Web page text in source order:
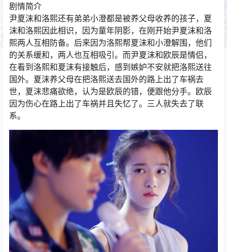
剧情简介
尹夏沫和洛熙还有弟弟小澄都是被养父母收养的孩子，夏
沫和洛熙因此相识，因为童年阴影，在刚开始尹夏沫和洛
熙两人互相防备。后来因为洛熙帮夏沫和小澄解围，他们
的关系缓和，两人也互相吸引。而尹夏沫和欧辰是情侣，
在看到洛熙和夏沫有接触后，感到嫉妒不安就把洛熙送往
国外。夏沫养父母在把洛熙送去国外的路上出了车祸去
世，夏沫悲痛欲绝，认为是欧辰的错，便跟他分手。欧辰
因为伤心在路上出了车祸并且失忆了。三人就失去了联
系。